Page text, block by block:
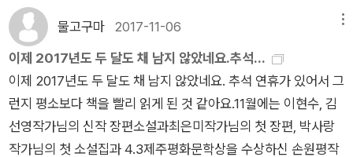
벽돌을 옮겼다/우리는 질문하지 않고”(「항간」), “곰팡이 핀 벽지
를 뜯어내고 페인트칠했다/얼룩들이 지워지고 벽은 새하얗
다”(「레드존」), “우린 자동차 백미러를 부수고 다녔지. 하숙방 벽
에 깨진 거울들을 전시했다. 우리를 지켜보던 거울들, 깨진 금
들.”(「믿어야 할 앞날」), “너와 나는 하루씩 번갈아 가며 벽 쪽에
누워서 잤다//이곳의 유일한 기쁨을 나누기로 동의했다”(「이
후」), “처형당했다 구경하기 위해 사람들 모였었다/벽 맞대고 서
가와의 깊이 있는 인터뷰! * 종합 읽고 있는 중
인 70여 권 책을 빼고 완독으로만 계산하면 3일에 한 권 꼴로 읽
는 셈인데 내년엔 좀 더 묵직한 책 읽기를 해야겠다고 반성. 완독
이 안 되고 있는 책이 거의 그런 책;;;;
책.페이퍼와 ttb2로 적립해주신 책은 어떤 건지 잘 모르겠어서
작년과 마찬가지로 여전히 답답하네요;다시 한 번 감사드립니다.
모든 작가들에게도. 열심히 읽고 생각한 나 자신에게도.
물고구마 2017-11-06
이제 2017년도 두 달도 채 남지 않았네요.추석...
이제 2017년도 두 달도 채 남지 않았네요. 추석 연휴가 있어서 그
런지 평소보다 책을 빨리 읽게 된 것 같아요.11월에는 이현수, 김
선영작가님의 신작 장편소설과최은미작가님의 첫 장편, 박사랑
작가님의 첫 소설집과 4.3제주평화문학상을 수상하신 손원평작